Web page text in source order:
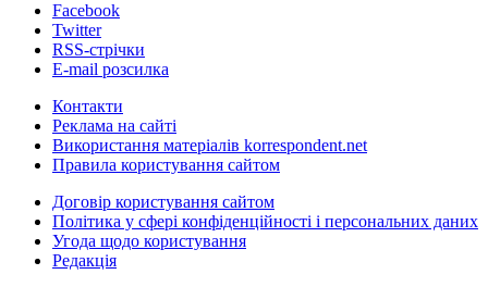
Facebook
Twitter
RSS-стрічки
E-mail розсилка
Контакти
Реклама на сайті
Використання матеріалів korrespondent.net
Правила користування сайтом
Договір користування сайтом
Політика у сфері конфіденційності і персональних даних
Угода щодо користування
Редакція